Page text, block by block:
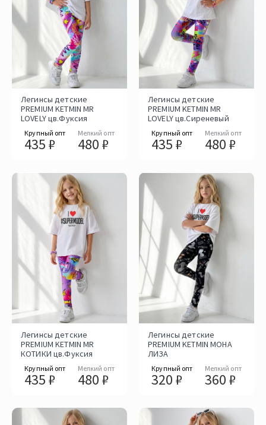
Легинсы детские
PREMIUM KETMIN MR
LOVELY цв.Фуксия
Крупный опт
435 ₽
Мелкий опт
480 ₽
Легинсы детские
PREMIUM KETMIN MR
LOVELY цв.Сиреневый
Крупный опт
435 ₽
Мелкий опт
480 ₽
Легинсы детские
PREMIUM KETMIN MR
КОТИКИ цв.Фуксия
Крупный опт
435 ₽
Мелкий опт
480 ₽
Легинсы детские
PREMIUM KETMIN МОНА
ЛИЗА
Крупный опт
320 ₽
Мелкий опт
360 ₽